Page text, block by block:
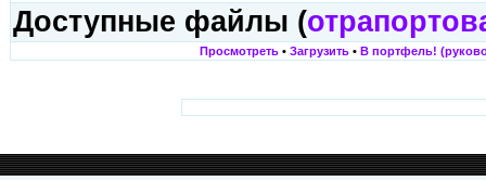
Доступные файлы (
Просмотреть • Загрузить • В портфель!